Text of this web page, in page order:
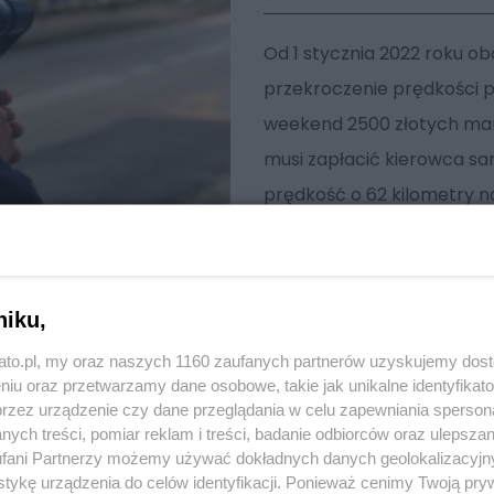
Od 1 stycznia 2022 roku
przekroczenie prędkości
weekend 2500 złotych
musi zapłacić kierowca
prędkość o 62 kilometry
my oraz naszych 1160 zaufanych partnerów uzyskujemy
oraz przetwarzamy dane osobowe, takie jak unikalne
urządzenie czy dane przeglądania w celu zapewniania
treści, pomiar reklam i treści, badanie odbiorców oraz
Partnerzy możemy używać dokładnych danych
urządzenia do celów identyfikacji. Ponieważ cenimy Twoją